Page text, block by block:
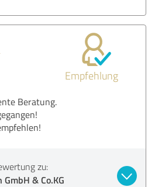
Empfehlung
Beratung.
zu:
& Co.KG